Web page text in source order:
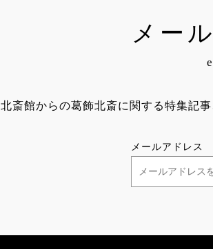
メー
北斎館からの葛飾北斎に関する特集記
メールアドレス